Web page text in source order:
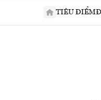
TIÊU ĐIỂM